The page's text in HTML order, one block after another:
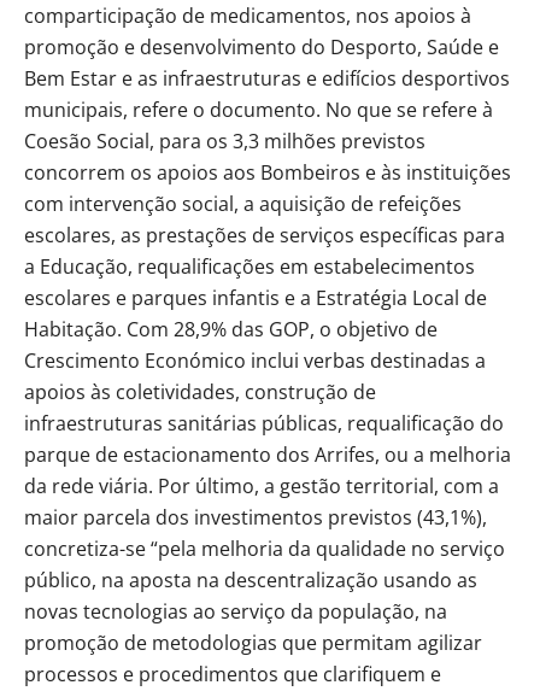
comparticipação de medicamentos, nos apoios à
promoção e desenvolvimento do Desporto, Saúde e
Bem Estar e as infraestruturas e edifícios desportivos
municipais, refere o documento. No que se refere à
Coesão Social, para os 3,3 milhões previstos
concorrem os apoios aos Bombeiros e às instituições
com intervenção social, a aquisição de refeições
escolares, as prestações de serviços específicas para
a Educação, requalificações em estabelecimentos
escolares e parques infantis e a Estratégia Local de
Habitação. Com 28,9% das GOP, o objetivo de
Crescimento Económico inclui verbas destinadas a
apoios às coletividades, construção de
infraestruturas sanitárias públicas, requalificação do
parque de estacionamento dos Arrifes, ou a melhoria
da rede viária. Por último, a gestão territorial, com a
maior parcela dos investimentos previstos (43,1%),
concretiza-se “pela melhoria da qualidade no serviço
público, na aposta na descentralização usando as
novas tecnologias ao serviço da população, na
promoção de metodologias que permitam agilizar
processos e procedimentos que clarifiquem e